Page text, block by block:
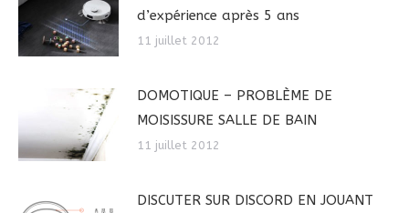
d’expérience après 5 ans
11 juillet 2012
DOMOTIQUE – PROBLÈME DE
MOISISSURE SALLE DE BAIN
11 juillet 2012
DISCUTER SUR DISCORD EN JOUANT